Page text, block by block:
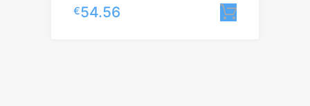
€54.56